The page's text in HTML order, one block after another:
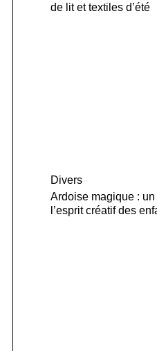
de lit et textiles d’été
Divers
Ardoise magique :
l’esprit créatif des